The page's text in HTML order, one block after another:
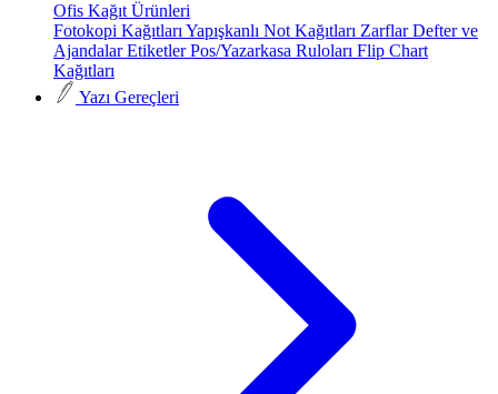
Ofis Kağıt Ürünleri
Fotokopi Kağıtları Yapışkanlı Not Kağıtları ZarflarDefter ve
AjandalarEtiketlerPos/Yazarkasa Ruloları Flip Chart
Kağıtları
Yazı Gereçleri